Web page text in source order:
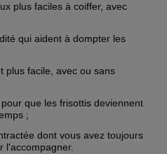
;
l'accompagner.